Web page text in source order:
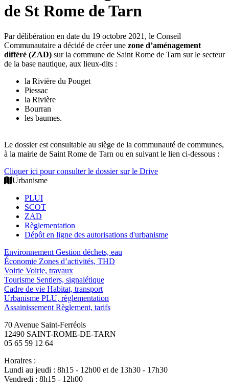
de St Rome de Tarn
Par délibération en date du 19 octobre 2021, le Conseil
Communautaire a décidé de créer une zone d’aménagement
différé (ZAD) sur la commune de Saint Rome de Tarn sur le secteur
de la base nautique, aux lieux-dits :
la Rivière du Pouget
Piessac
la Rivière
Bourran
les baumes.
Le dossier est consultable au siège de la communauté de communes,
à la mairie de Saint Rome de Tarn ou en suivant le lien ci-dessous :
Cliquer ici pour consulter le dossier sur le Drive
Urbanisme
PLUI
SCOT
ZAD
Règlementation
Dépôt en ligne des autorisations d'urbanisme
Environnement Gestion déchets, eau
Économie Zones d’activités, THD
Voirie Voirie, travaux
Tourisme Sentiers, signalétique
Cadre de vie Habitat, transport
Urbanisme PLU, règlementation
Assainissement Règlement, tarifs
70 Avenue Saint-Ferréols
12490 SAINT-ROME-DE-TARN
05 65 59 12 64
Horaires :
Lundi au jeudi : 8h15 - 12h00 et de 13h30 - 17h30
Vendredi : 8h15 - 12h00